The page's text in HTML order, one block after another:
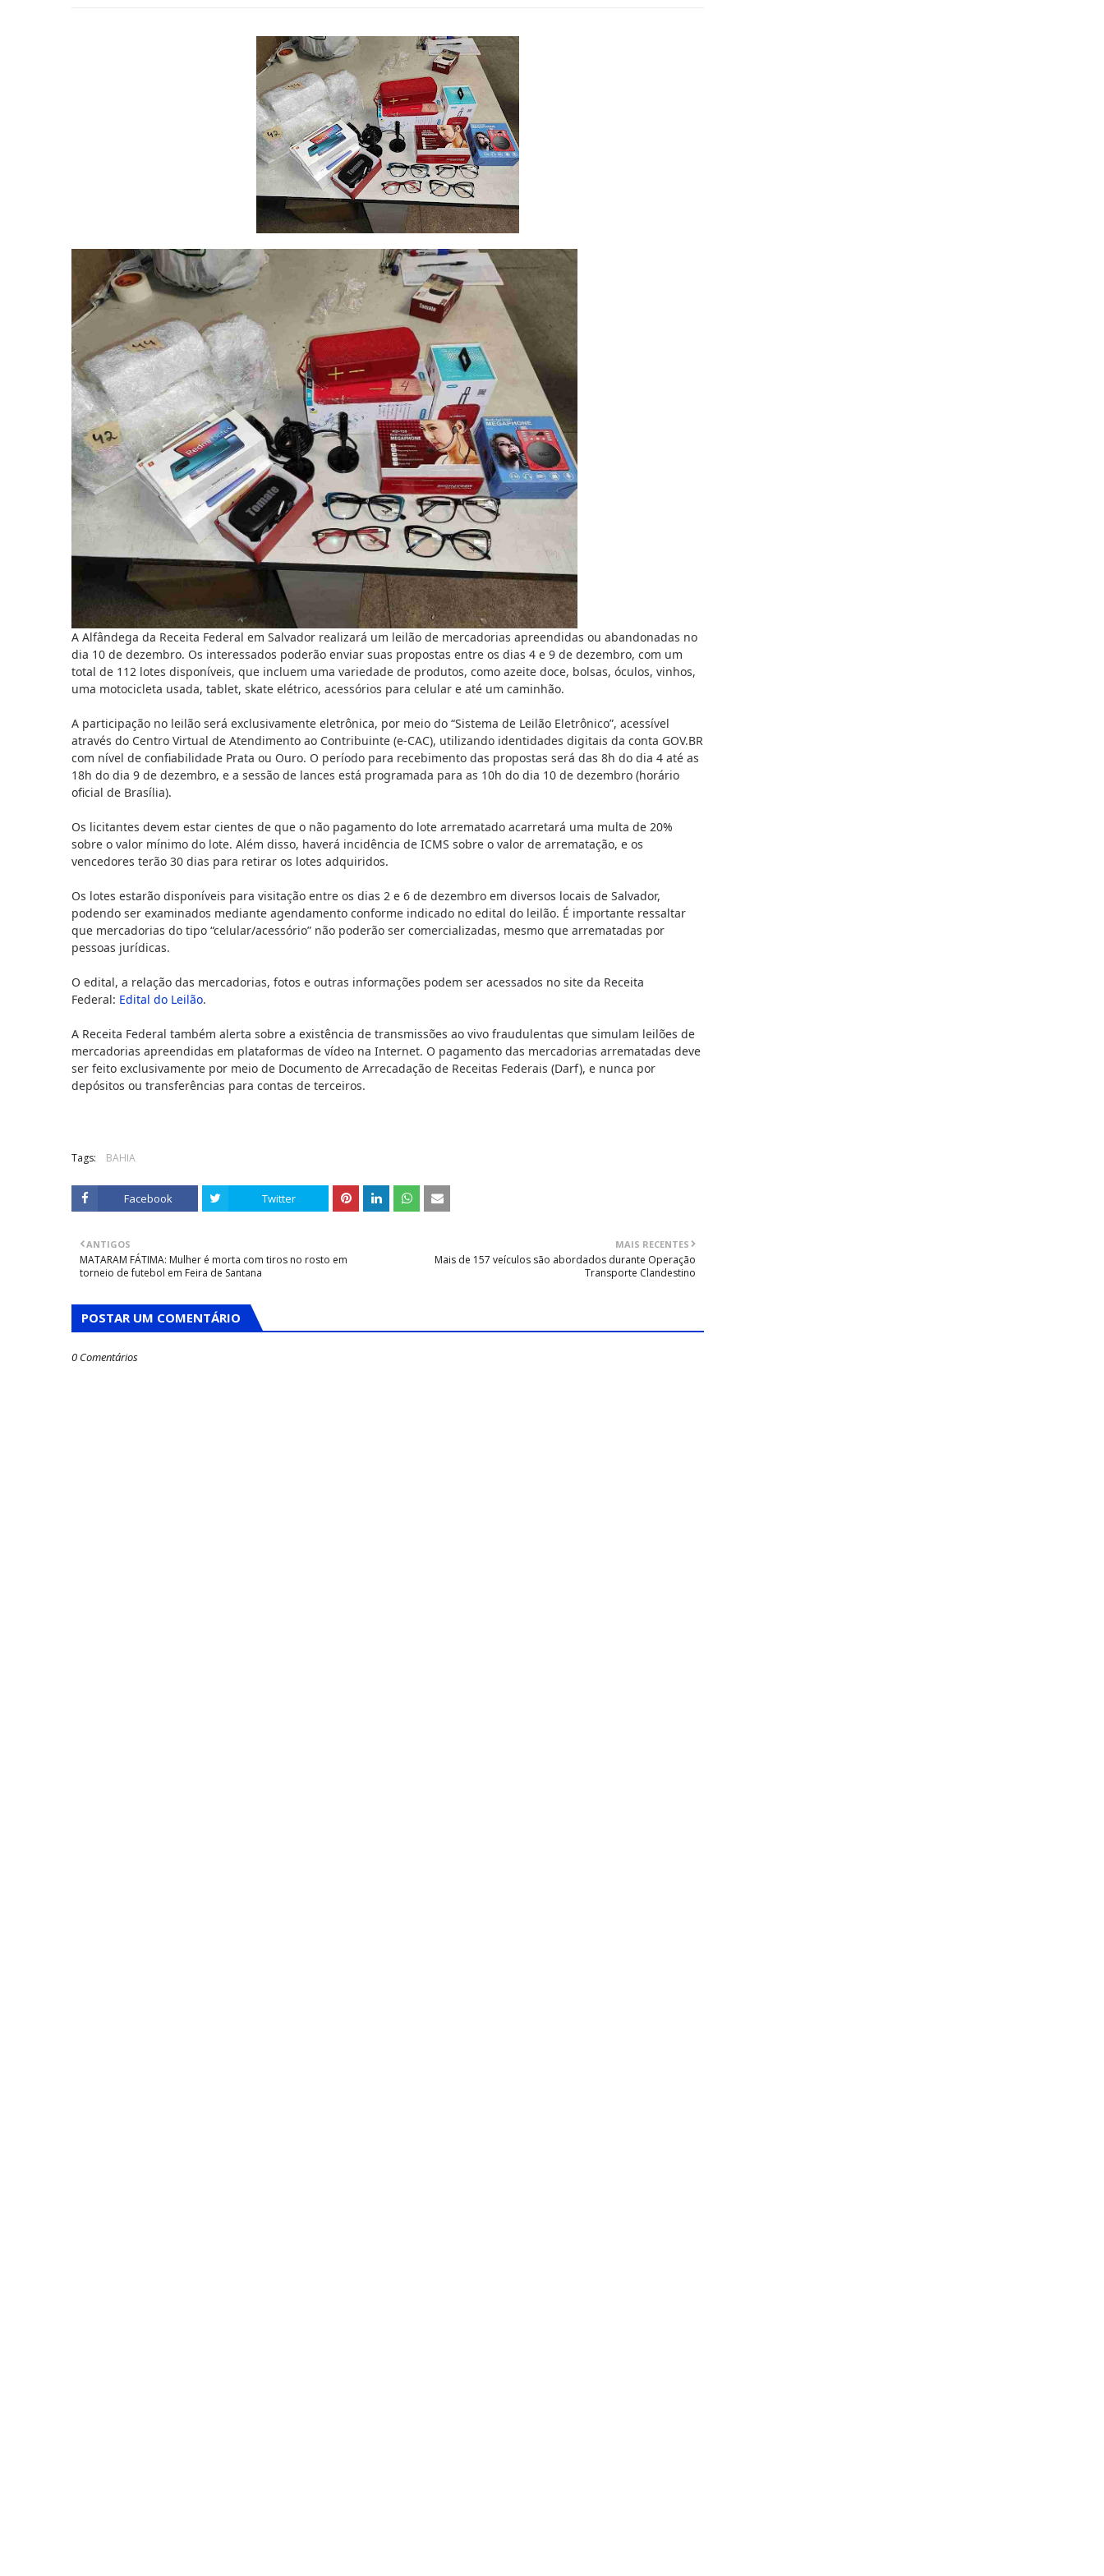
A Alfândega da Receita Federal em Salvador realizará um leilão de mercadorias apreendidas ou abandonadas no
dia 10 de dezembro. Os interessados poderão enviar suas propostas entre os dias 4 e 9 de dezembro, com um
total de 112 lotes disponíveis, que incluem uma variedade de produtos, como azeite doce, bolsas, óculos, vinhos,
uma motocicleta usada, tablet, skate elétrico, acessórios para celular e até um caminhão.
A participação no leilão será exclusivamente eletrônica, por meio do “Sistema de Leilão Eletrônico”, acessível
através do Centro Virtual de Atendimento ao Contribuinte (e-CAC), utilizando identidades digitais da conta GOV.BR
com nível de confiabilidade Prata ou Ouro. O período para recebimento das propostas será das 8h do dia 4 até as
18h do dia 9 de dezembro, e a sessão de lances está programada para as 10h do dia 10 de dezembro (horário
oficial de Brasília).
Os licitantes devem estar cientes de que o não pagamento do lote arrematado acarretará uma multa de 20%
sobre o valor mínimo do lote. Além disso, haverá incidência de ICMS sobre o valor de arrematação, e os
vencedores terão 30 dias para retirar os lotes adquiridos.
Os lotes estarão disponíveis para visitação entre os dias 2 e 6 de dezembro em diversos locais de Salvador,
podendo ser examinados mediante agendamento conforme indicado no edital do leilão. É importante ressaltar
que mercadorias do tipo “celular/acessório” não poderão ser comercializadas, mesmo que arrematadas por
pessoas jurídicas.
O edital, a relação das mercadorias, fotos e outras informações podem ser acessados no site da Receita
Federal: Edital do Leilão.
A Receita Federal também alerta sobre a existência de transmissões ao vivo fraudulentas que simulam leilões de
mercadorias apreendidas em plataformas de vídeo na Internet. O pagamento das mercadorias arrematadas deve
ser feito exclusivamente por meio de Documento de Arrecadação de Receitas Federais (Darf), e nunca por
depósitos ou transferências para contas de terceiros.
Tags: BAHIA
Facebook Twitter
MAIS RECENTES
Mais de 157 veículos são abordados durante Operação
Transporte Clandestino
ANTIGOS
MATARAM FÁTIMA: Mulher é morta com tiros no rosto em
torneio de futebol em Feira de Santana
POSTAR UM COMENTÁRIO
0 Comentários